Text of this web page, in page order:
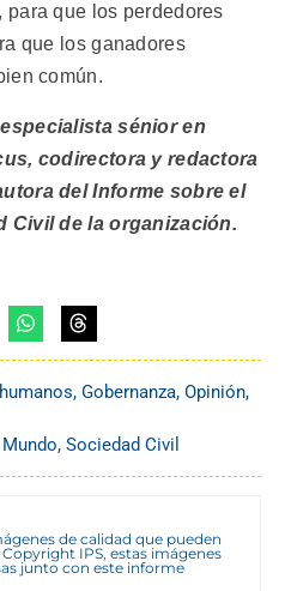
para que los perdedores
que los ganadores
común.
sénior en
codirectora y redactora
del Informe sobre el
Civil de la organización.
, Gobernanza, Opinión,
Mundo, Sociedad Civil
de calidad que pueden
IPS, estas imágenes
junto con este informe